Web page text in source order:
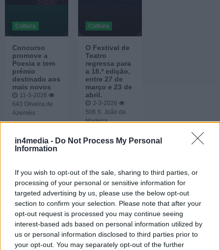
in4media - Do Not Process My Personal
Information
If you wish to opt-out of the sale, sharing to third parties, or
processing of your personal or sensitive information for
targeted advertising by us, please use the below opt-out
section to confirm your selection. Please note that after your
opt-out request is processed you may continue seeing
interest-based ads based on personal information utilized by
us or personal information disclosed to third parties prior to
your opt-out. You may separately opt-out of the further
Cultura
Concurso
promove a
Poesia e tem
prémio
destinado aos
mais novos
11-3-2026
643 Oliveira de
Azeméis
Cultura
O Festival de
Teatro
regressa para
a 18.ª edição,
entre 27 de
março e 23 de
abril.
2-3-2026
506 S. João da
Madeira
PUB
DESTAQUES : CULTURA